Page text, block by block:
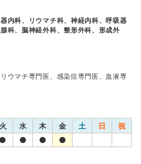
内科、リウマチ科、神経内科、呼吸器
科、脳神経外科、整形外科、形成外
ウマチ専門医、感染症専門医、血液専
火 水 木 金 土 日 祝